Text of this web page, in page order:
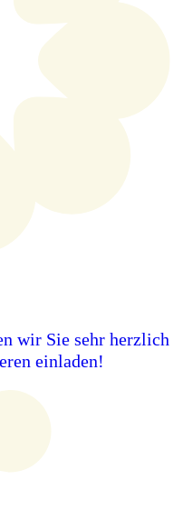
wir Sie sehr herzlich
einladen!